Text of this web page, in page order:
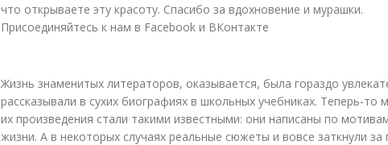
что открываете эту красоту. Спасибо за вдохновение и мурашки.
Присоединяйтесь к нам в Facebook и ВКонтакте
Жизнь знаменитых литераторов, оказывается, была гораздо
рассказывали в сухих биографиях в школьных учебниках. Теперь-
их произведения стали такими известными: они написаны по
жизни. А в некоторых случаях реальные сюжеты и вовсе заткнули за